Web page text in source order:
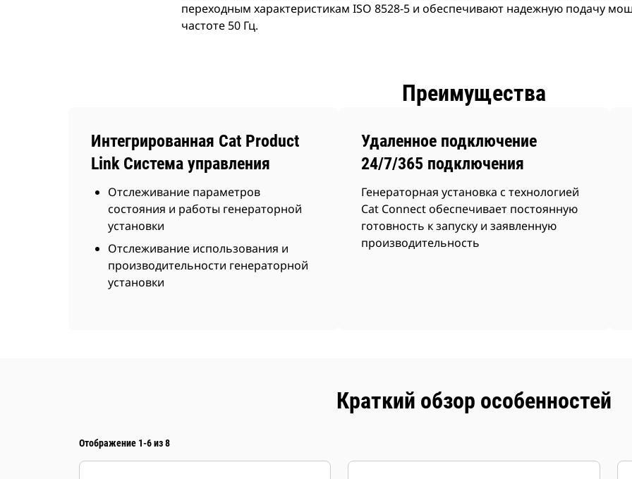
переходным характеристикам ISO 8528-5 и обеспечивают надежную подачу
частоте 50 Гц.
Преимущества
Интегрированная Cat Product
Link Система управления
Отслеживание параметров
состояния и работы генераторной
установки
Отслеживание использования и
производительности генераторной
установки
Удаленное подключение
24/7/365 подключения
Генераторная установка с технологией
Cat Connect обеспечивает постоянную
готовность к запуску и заявленную
производительность
Краткий обзор особенностей
Отображение 1-6 из 8